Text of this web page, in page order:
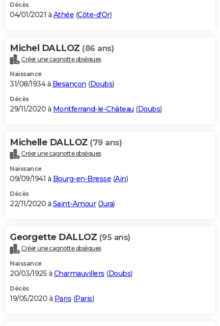
Décès
04/01/2021 à Athée (Côte-d'Or)
Michel DALLOZ (86 ans)
Créer une cagnotte obsèques
Naissance
31/08/1934 à Besançon (Doubs)
Décès
29/11/2020 à Montferrand-le-Château (Doubs)
Michelle DALLOZ (79 ans)
Créer une cagnotte obsèques
Naissance
09/09/1941 à Bourg-en-Bresse (Ain)
Décès
22/11/2020 à Saint-Amour(Jura)
Georgette DALLOZ (95 ans)
Créer une cagnotte obsèques
Naissance
20/03/1925 à Charmauvillers (Doubs)
Décès
19/05/2020 à Paris (Paris)